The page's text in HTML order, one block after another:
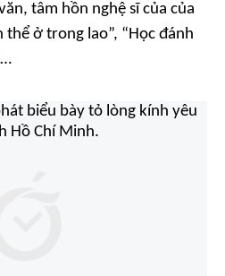
tâm hồn nghệ sĩ của của
thể ở trong lao”, “Học đánh